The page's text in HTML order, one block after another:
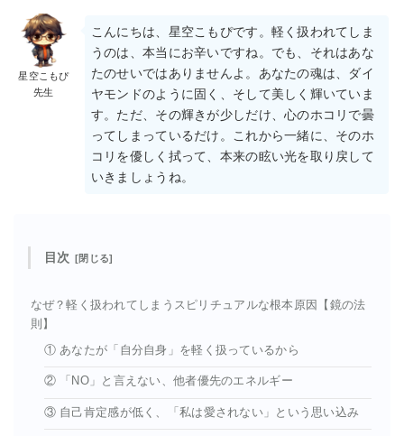
星空こもぴ
先生
こんにちは、星空こもぴです。軽く扱われてしま
うのは、本当にお辛いですね。でも、それはあな
たのせいではありませんよ。あなたの魂は、ダイ
ヤモンドのように固く、そして美しく輝いていま
す。ただ、その輝きが少しだけ、心のホコリで曇
ってしまっているだけ。これから一緒に、そのホ
コリを優しく拭って、本来の眩い光を取り戻して
いきましょうね。
目次
なぜ？軽く扱われてしまうスピリチュアルな根本原因【鏡の法
則】
① あなたが「自分自身」を軽く扱っているから
② 「NO」と言えない、他者優先のエネルギー
③ 自己肯定感が低く、「私は愛されない」という思い込み